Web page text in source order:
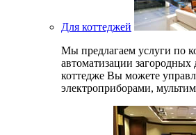
Для коттеджей
Мы предлагаем услуги по
автоматизации
коттедже Вы можете
электроприборами,